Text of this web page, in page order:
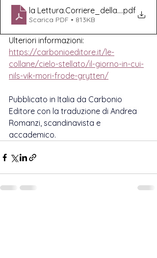
la .pdf
Scarica PDF • 813KB
Ulteriori informazioni:
https://carbonioeditore.it/le-
collane/cielo-stellato/il-giorno-in-cui-
nils-vik-mori-frode-grytten/
Pubblicato in Italia da Carbonio
Editore con la traduzione di Andrea
Romanzi, scandinavista e
accademico.